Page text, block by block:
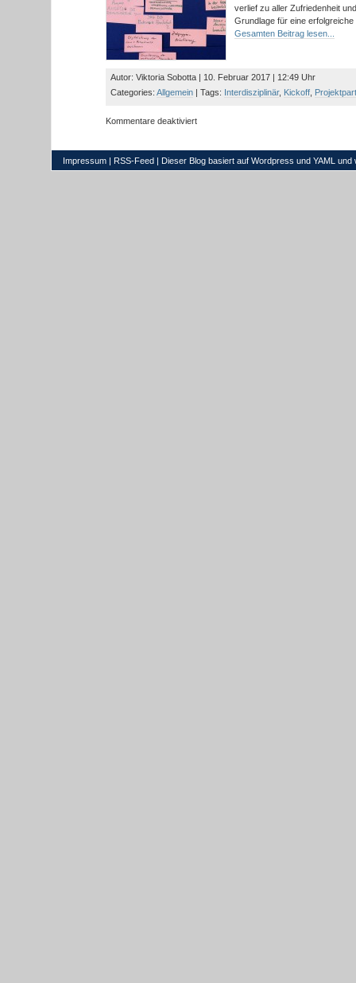
weiter?
verlief zu aller Zufriedenheit
Grundlage für eine
Gesamten Beitrag lesen...
Autor: Viktoria Sobotta | 10. Februar 2017 | 12:49 Uhr
Categories:Allgemein | Tags: Interdisziplinär, Kickoff
Kommentare deaktiviertfür
31.01.2017
–
Impressum | RSS-Feed | Dieser Blog basiert auf Wordpress und YAML und